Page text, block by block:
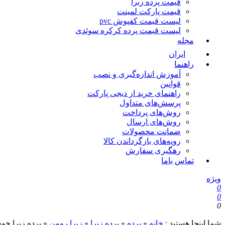
قیمت پرده زبرا
قیمت پارکت لمینت
لیست قیمت کفپوش pvc
لیست قیمت پرده کرکره سوئدی
مجله
ایران
راهنما
آموزش اندازه‌گیری و نصب
قوانین
راهنمای خرید از دیجی پارکت
پرسش‌های متداول
روش‌های پرداخت
روش‌های ارسال
ضمانت محصولات
رویه‌های بازگرداندن کالا
رهگیری سفارش
تماس باما
ویژه
0
0
0
شما اینجا هستید : خانه » پرده » پرده زبرا » زبرا رومن » پرده زبرا خوش سایه